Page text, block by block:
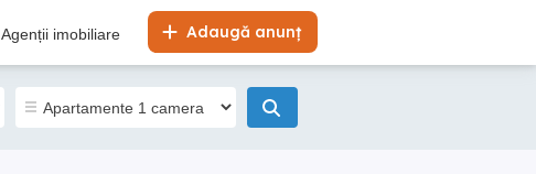
Adaugă anunț
Agenții imobiliare
Hartă Listă